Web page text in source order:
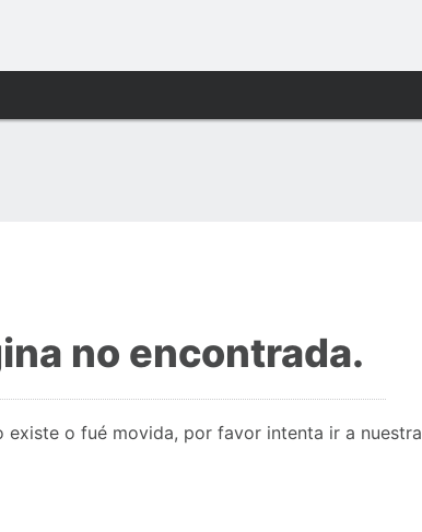
no encontrada.
existe o fué movida, por favor intenta ir a nuestra